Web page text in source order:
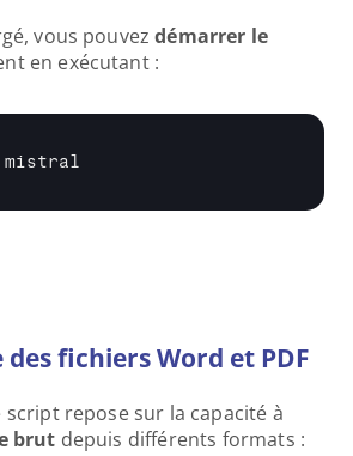
vous pouvez démarrer le
en exécutant :
mistral
des fichiers Word et PDF
brut depuis différents formats :